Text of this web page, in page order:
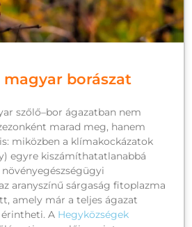
magyar borászat
szőlő–bor ágazatban nem
marad meg, hanem
miközben a klímakockázatok
egyre kiszámíthatatlanabbá
aranyszínű sárgaság fitoplazma
amely már a teljes ágazat
A Hegyközségek